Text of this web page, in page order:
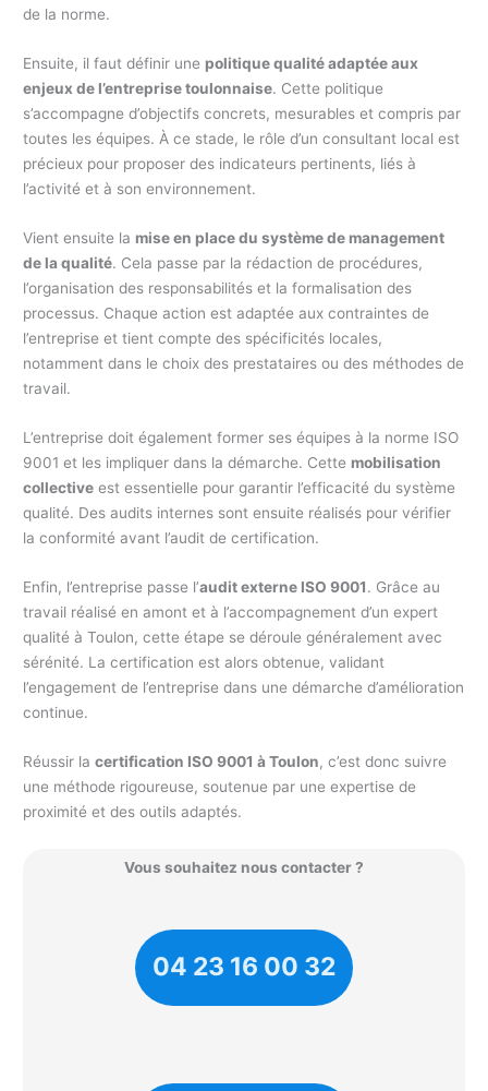
de la norme.
Ensuite, il faut définir une politique qualité adaptée aux
enjeux de l’entreprise toulonnaise. Cette politique
s’accompagne d’objectifs concrets, mesurables et compris par
toutes les équipes. À ce stade, le rôle d’un consultant local est
précieux pour proposer des indicateurs pertinents, liés à
l’activité et à son environnement.
Vient ensuite la mise en place du système de management
de la qualité. Cela passe par la rédaction de procédures,
l’organisation des responsabilités et la formalisation des
processus. Chaque action est adaptée aux contraintes de
l’entreprise et tient compte des spécificités locales,
notamment dans le choix des prestataires ou des méthodes de
travail.
L’entreprise doit également former ses équipes à la norme ISO
9001 et les impliquer dans la démarche. Cette mobilisation
collective est essentielle pour garantir l’efficacité du système
qualité. Des audits internes sont ensuite réalisés pour vérifier
la conformité avant l’audit de certification.
Enfin, l’entreprise passe l’audit externe ISO 9001. Grâce au
travail réalisé en amont et à l’accompagnement d’un expert
qualité à Toulon, cette étape se déroule généralement avec
sérénité. La certification est alors obtenue, validant
l’engagement de l’entreprise dans une démarche d’amélioration
continue.
Réussir lacertification ISO 9001 à Toulon, c’est donc suivre
une méthode rigoureuse, soutenue par une expertise de
proximité et des outils adaptés.
Vous souhaitez nous contacter ?
04 23 16 00 32